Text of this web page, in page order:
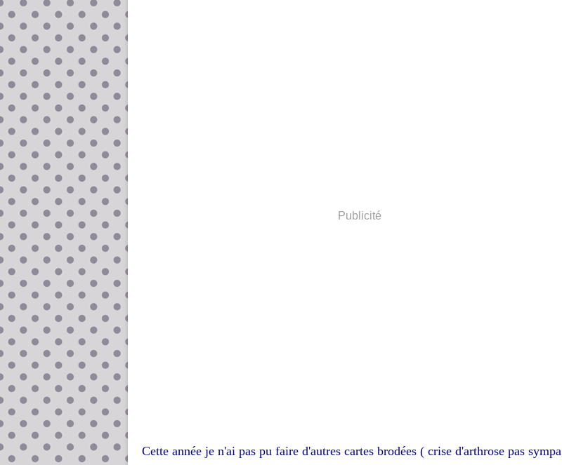
Publicité
Cette année je n'ai pas pu faire d'autres cartes brodées ( crise d'arthrose pas sympa